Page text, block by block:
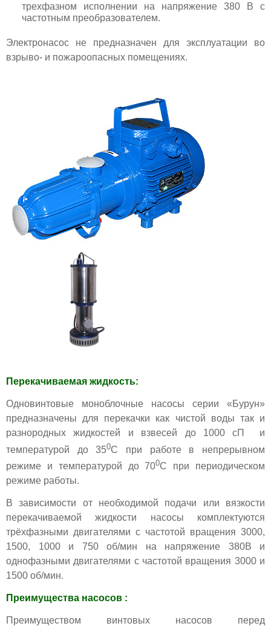
трехфазном исполнении на напряжение 380 В с
частотным преобразователем.
Электронасос не предназначен для эксплуатации во
взрыво- и пожароопасных помещениях.
Перекачиваемая жидкость:
Одновинтовые моноблочные насосы серии «Бурун»
предназначены для перекачки как чистой воды так и
разнородных жидкостей и взвесей до 1000 сП и
температурой до 350С при работе в непрерывном
режиме и температурой до 700С при периодическом
режиме работы.
В зависимости от необходимой подачи или вязкости
перекачиваемой жидкости насосы комплектуются
трёхфазными двигателями с частотой вращения 3000,
1500, 1000 и 750 об/мин на напряжение 380В и
однофазными двигателями с частотой вращения 3000 и
1500 об/мин.
Преимущества насосов :
Преимуществом винтовых насосов перед